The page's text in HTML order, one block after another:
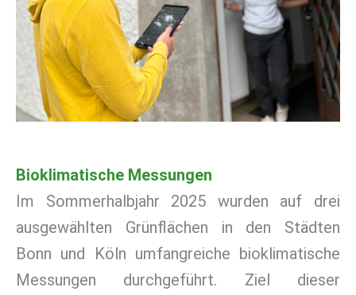
Bioklimatische Messungen
Im Sommerhalbjahr 2025 wurden auf drei
ausgewählten Grünflächen in den Städten
Bonn und Köln umfangreiche bioklimatische
Messungen durchgeführt. Ziel dieser